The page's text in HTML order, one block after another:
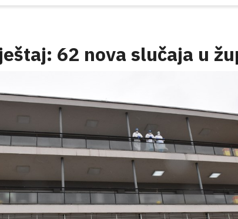
62 nova slučaja u